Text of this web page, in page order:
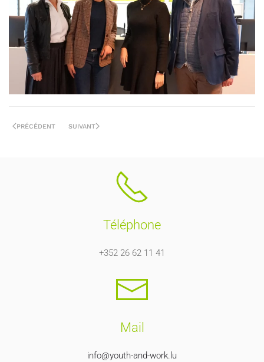
PRÉCÉDENT SUIVANT
Téléphone
+352 26 62 11 41
Mail
info@youth-and-work.lu